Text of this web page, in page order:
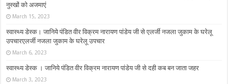
नुस्‍खों को अजमाएं
March 15, 2023
स्वास्थ्य डेस्क। जानिये पंडित वीर विक्रम नारायण पांडेय जी से एलर्जी नजला जुकाम के घरेलू
उपचारएलर्जी नजला जुकाम के घरेलू उपचार
March 6, 2023
स्वास्थ्य डेस्क । जानिये पंडित वीर विक्रम नारायण पांडेय जी से दही कब बन जाता जहर
March 3, 2023